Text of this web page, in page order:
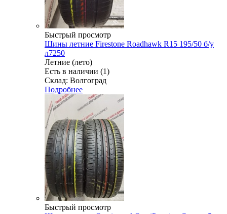
Быстрый просмотр
Шины летние Firestone Roadhawk R15 195/50 б/у
л7250
Летние (лето)
Есть в наличии (1)
Склад: Волгоград
Подробнее
Быстрый просмотр